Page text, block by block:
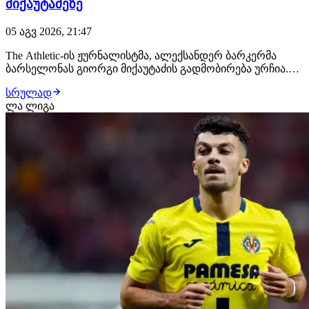
მიქაუტაძეზე
05 აგვ 2026, 21:47
The Athletic-ის ჟურნალისტმა, ალექსანდერ ბარკერმა
ბარსელონას გიორგი მიქაუტაძის გადმობირება ურჩია.
ფორვარდს მიიჩნევს ხულიან ალვარესის
ალტერნატივად, რომლის გაფორმება
კატალონიელებისთვის რთული ამოცანა გამოდგა.
"ბარსელონას უნდა ალვარესის გაფორმება…
სრულად
ლა ლიგა